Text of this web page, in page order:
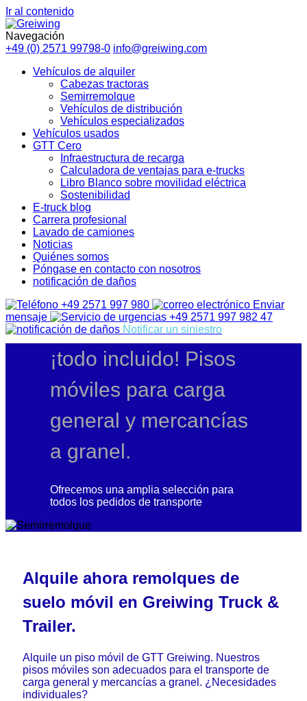
Ir al contenido
Navegación
+49 (0) 2571 99798-0 info@greiwing.com
Vehículos de alquiler
Cabezas tractoras
Semirremolque
Vehículos de distribución
Vehículos especializados
Vehículos usados
GTT Cero
Infraestructura de recarga
Calculadora de ventajas para e-trucks
Libro Blanco sobre movilidad eléctrica
Sostenibilidad
E-truck blog
Carrera profesional
Lavado de camiones
Noticias
Quiénes somos
Póngase en contacto con nosotros
notificación de daños
+49 2571 997 980
Enviar
mensaje
+49 2571 997 982 47
Notificar un siniestro
¡todo incluido! Pisos
móviles para carga
general y mercancías
a granel.
Ofrecemos una amplia selección para
todos los pedidos de transporte
Alquile ahora remolques de
suelo móvil en Greiwing Truck &
Trailer.
Alquile un piso móvil de GTT Greiwing. Nuestros
pisos móviles son adecuados para el transporte de
carga general y mercancías a granel. ¿Necesidades
individuales?